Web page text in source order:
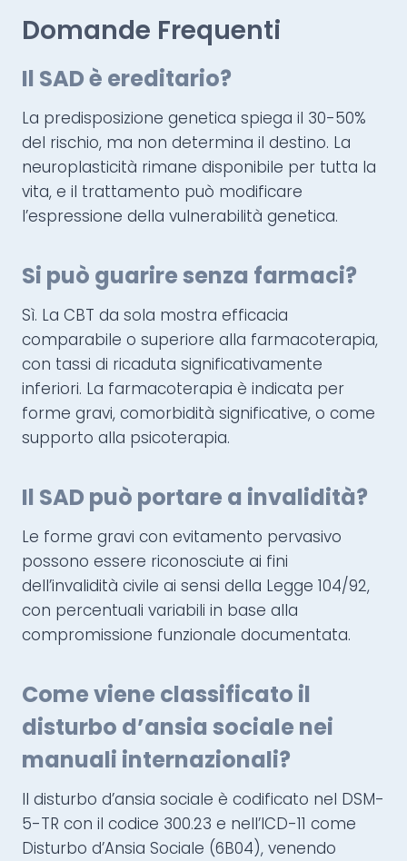
Domande Frequenti
Il SAD è ereditario?
La predisposizione genetica spiega il 30-50%
del rischio, ma non determina il destino. La
neuroplasticità rimane disponibile per tutta la
vita, e il trattamento può modificare
l’espressione della vulnerabilità genetica.
Si può guarire senza farmaci?
Sì. La CBT da sola mostra efficacia
comparabile o superiore alla farmacoterapia,
con tassi di ricaduta significativamente
inferiori. La farmacoterapia è indicata per
forme gravi, comorbidità significative, o come
supporto alla psicoterapia.
Il SAD può portare a invalidità?
Le forme gravi con evitamento pervasivo
possono essere riconosciute ai fini
dell’invalidità civile ai sensi della Legge 104/92,
con percentuali variabili in base alla
compromissione funzionale documentata.
Come viene classificato il
disturbo d’ansia sociale nei
manuali internazionali?
Il disturbo d’ansia sociale è codificato nel DSM-
5-TR con il codice 300.23 e nell’ICD-11 come
Disturbo d’Ansia Sociale (6B04), venendo